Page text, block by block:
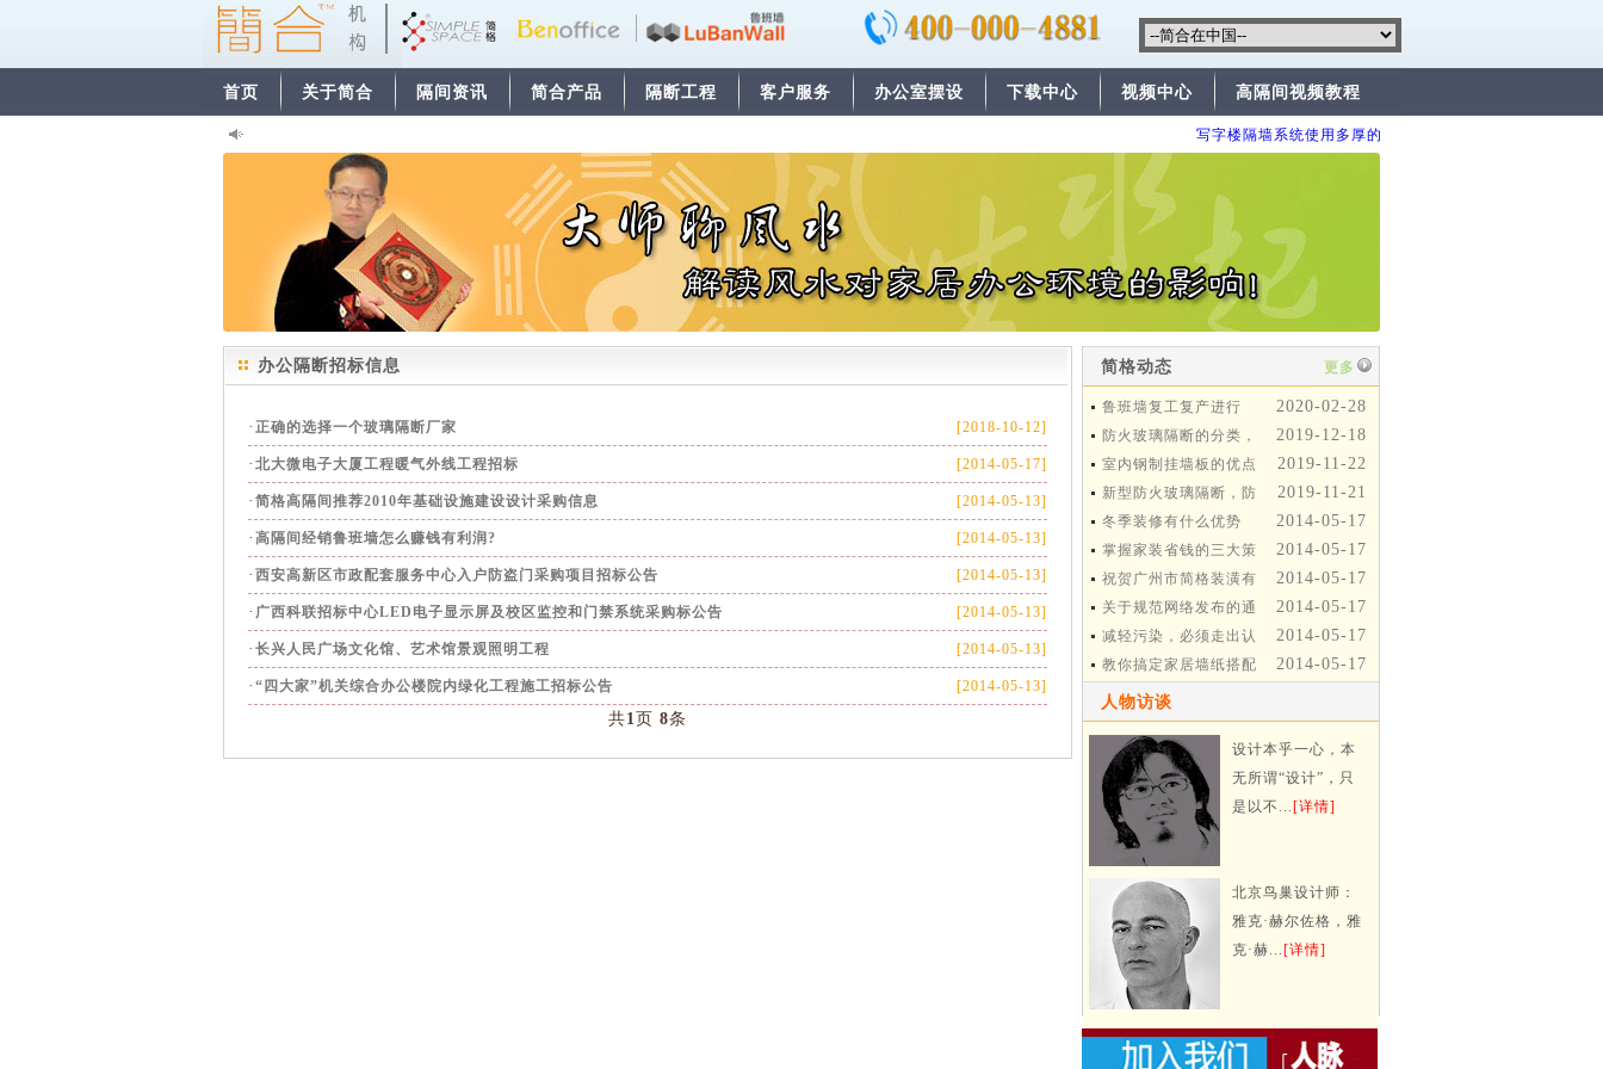
首页 关于简合 隔间资讯 简合产品 隔断工程 客户服务 办公室摆设 下载中心 视频中心 高隔间视频教程
写字楼隔墙系统使用多厚的比较安全？
办公隔断招标信息
· 正确的选择一个玻璃隔断厂家 [2018-10-12]
· 北大微电子大厦工程暖气外线工程招标 [2014-05-17]
· 简格高隔间推荐2010年基础设施建设设计采购信息 [2014-05-13]
· 高隔间经销鲁班墙怎么赚钱有利润? [2014-05-13]
· 西安高新区市政配套服务中心入户防盗门采购项目招标公告 [2014-05-13]
· 广西科联招标中心LED电子显示屏及校区监控和门禁系统采购标公告 [2014-05-13]
· 长兴人民广场文化馆、艺术馆景观照明工程 [2014-05-13]
· “四大家”机关综合办公楼院内绿化工程施工招标公告 [2014-05-13]
共1页 8条
简格动态 更多
2020-02-28
鲁班墙复工复产进行
时，我们在行动！
2019-12-18
防火玻璃隔断的分类，
防火玻璃隔断的三大类型？2019-11-22
室内钢制挂墙板的优点
和安装流程-简合鲁班墙
2019-11-21
新型防火玻璃隔断，防
火玻璃隔间-简合鲁班墙
2014-05-17
冬季装修有什么优势
2014-05-17
掌握家装省钱的三大策
略
2014-05-17
祝贺广州市简格装潢有
限公司网站改版成功
2014-05-17
关于规范网络发布的通
知
2014-05-17
减轻污染，必须走出认
识误区
2014-05-17
教你搞定家居墙纸搭配
人物访谈
设计本乎一心，本
无所谓“设计”，只
是以不... [详情]
北京鸟巢设计师：
雅克·赫尔佐格，雅
克·赫... [详情]